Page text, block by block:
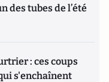
des tubes de l’été
: ces coups
s'enchaînent